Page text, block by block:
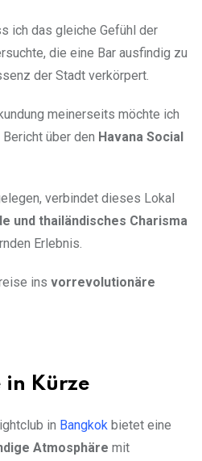
ich das gleiche Gefühl der
die eine Bar ausfindig zu
der Stadt verkörpert.
meinerseits möchte ich
über den Havana Social
verbindet dieses Lokal
und thailändisches Charisma
Erlebnis.
ins vorrevolutionäre
in Kürze
in Bangkok bietet eine
Atmosphäre mit